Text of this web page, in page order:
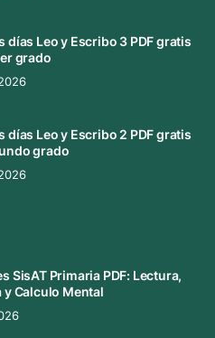
días Leo y Escribo 3 PDF gratis
grado
días Leo y Escribo 2 PDF gratis
grado
SisAT Primaria PDF: Lectura,
y Calculo Mental